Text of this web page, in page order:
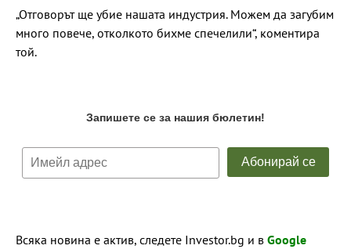
„Отговорът ще убие нашата индустрия. Можем да загубим
много повече, отколкото бихме спечелили“, коментира
той.
Всяка новина е актив, следете Investor.bg и в Google